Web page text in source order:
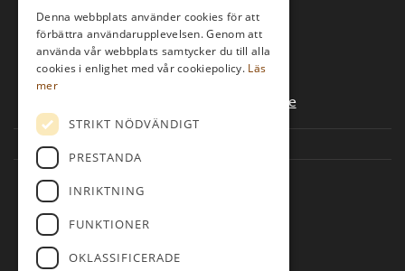
golfcenter@hooksgk.se
Golfpaket:
bokning@hooksherrgard.se
Denna webbplats använder cookies för att
förbättra användarupplevelsen. Genom att
använda vår webbplats samtycker du till alla
cookies i enlighet med vår cookiepolicy. Läs
mer
STRIKT NÖDVÄNDIGT
PRESTANDA
INRIKTNING
FUNKTIONER
OKLASSIFICERADE